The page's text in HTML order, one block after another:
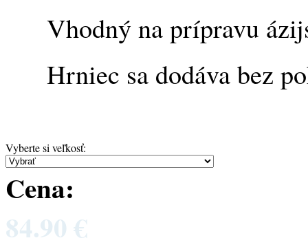
Vhodný na prípravu
Hrniec sa dodáva bez
Vyberte si veľkosť:
Cena:
84.90 €